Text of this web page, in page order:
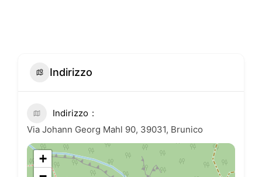
Indirizzo
Indirizzo
Via Johann Georg Mahl 90, 39031, Brunico
+